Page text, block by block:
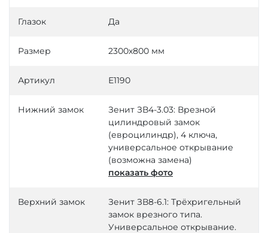
Глазок Да
Размер 2300х800 мм
Артикул Е1190
Нижний замок
Зенит ЗВ4-3.03: Врезной
цилиндровый замок
(евроцилиндр), 4 ключа,
универсальное открывание
(возможна замена)
показать фото
Верхний замок
Зенит ЗВ8-6.1: Трёхригельный
замок врезного типа.
Универсальное открывание.